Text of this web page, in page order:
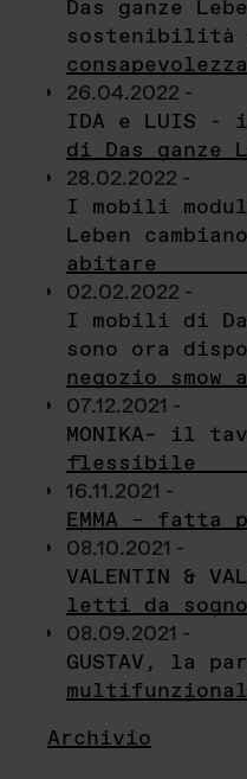
Das ganze
sostenibilità
26.04.2022 -
IDA e LUIS -
di Das ganze
28.02.2022 -
I mobili
Leben
abitare
02.02.2022 -
I mobili di
sono ora
negozio smow
07.12.2021 -
MONIKA– il
flessibile
16.11.2021 -
EMMA –
08.10.2021 -
VALENTIN &
letti da sogno
08.09.2021 -
GUSTAV, la
Archivio